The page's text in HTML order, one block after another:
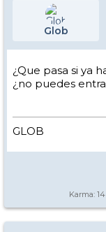
Glob
¿Que pasa si ya
¿no puedes
GLOB
Karma: 14